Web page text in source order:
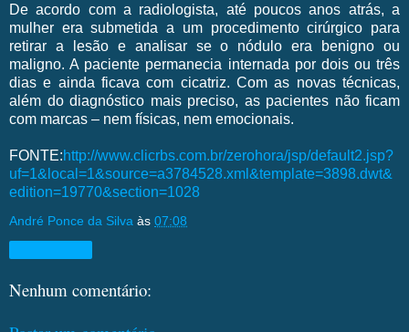
De acordo com a radiologista, até poucos anos atrás, a
mulher era submetida a um procedimento cirúrgico para
retirar a lesão e analisar se o nódulo era benigno ou
maligno. A paciente permanecia internada por dois ou três
dias e ainda ficava com cicatriz. Com as novas técnicas,
além do diagnóstico mais preciso, as pacientes não ficam
com marcas – nem físicas, nem emocionais.
FONTE:http://www.clicrbs.com.br/zerohora/jsp/default2.jsp?
uf=1&local=1&source=a3784528.xml&template=3898.dwt&
edition=19770&section=1028
André Ponce da Silva às 07:08
Nenhum comentário: